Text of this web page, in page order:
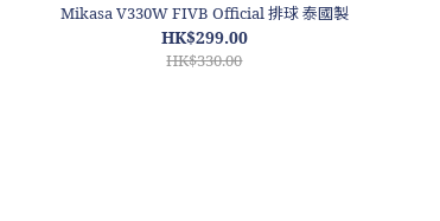
Mikasa V330W FIVB Official 排球 泰國製
HK$299.00
HK$330.00